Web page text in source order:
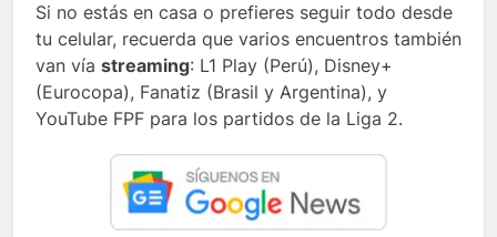
Si no estás en casa o prefieres seguir todo desde
tu celular, recuerda que varios encuentros también
van vía streaming: L1 Play (Perú), Disney+
(Eurocopa), Fanatiz (Brasil y Argentina), y
YouTube FPF para los partidos de la Liga 2.